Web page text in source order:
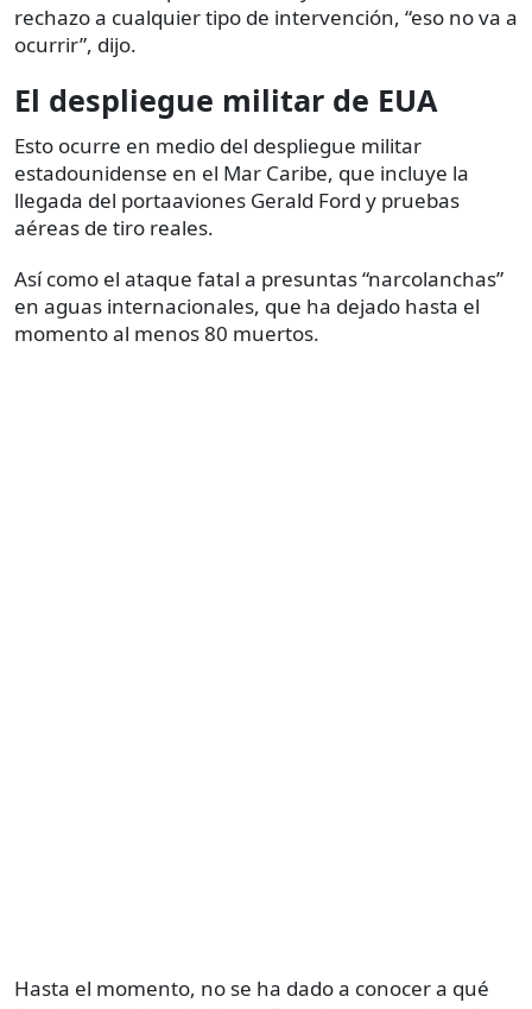
rechazo a cualquier tipo de intervención, “eso no va a
ocurrir”, dijo.
El despliegue militar de EUA
Esto ocurre en medio del despliegue militar
estadounidense en el Mar Caribe, que incluye la
llegada del portaaviones Gerald Ford y pruebas
aéreas de tiro reales.
Así como el ataque fatal a presuntas “narcolanchas”
en aguas internacionales, que ha dejado hasta el
momento al menos 80 muertos.
Hasta el momento, no se ha dado a conocer a qué